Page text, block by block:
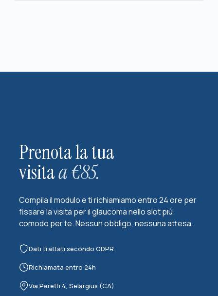
Prenota la tua
visitaa €85.
Compila il modulo e ti richiamiamo entro 24 ore per
fissare la visita per il glaucoma nello slot più
comodo per te. Nessun obbligo, nessuna attesa.
Dati trattati secondo GDPR
Richiamata entro 24h
Via Peretti 4, Selargius (CA)